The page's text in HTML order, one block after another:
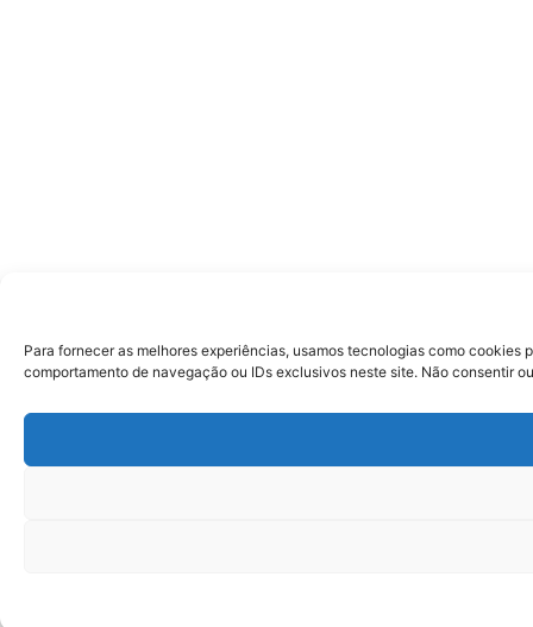
Para fornecer as melhores experiências, usamos tecnologias como
comportamento de navegação ou IDs exclusivos neste site. Não consentir